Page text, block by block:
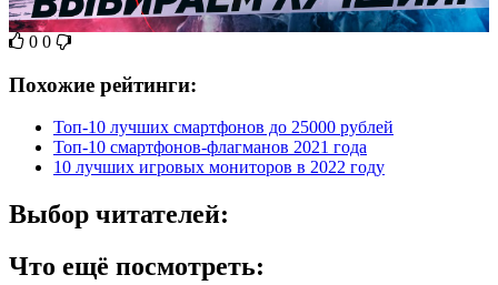
0 0
Похожие рейтинги:
Топ-10 лучших смартфонов до 25000 рублей
Топ-10 смартфонов-флагманов 2021 года
10 лучших игровых мониторов в 2022 году
Выбор читателей:
Что ещё посмотреть: